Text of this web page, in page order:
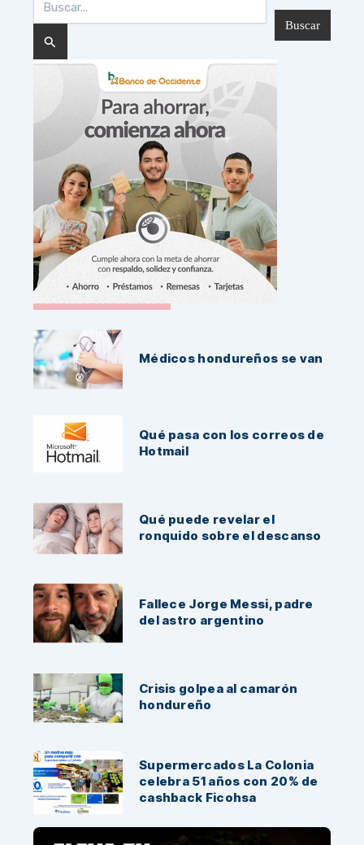
por:
Noticias Recientes:
Médicos hondureños se van
Qué pasa con los correos de
Hotmail
Qué puede revelar el
ronquido sobre el descanso
Fallece Jorge Messi, padre
del astro argentino
Crisis golpea al camarón
hondureño
Supermercados La Colonia
celebra 51 años con 20% de
cashback Ficohsa